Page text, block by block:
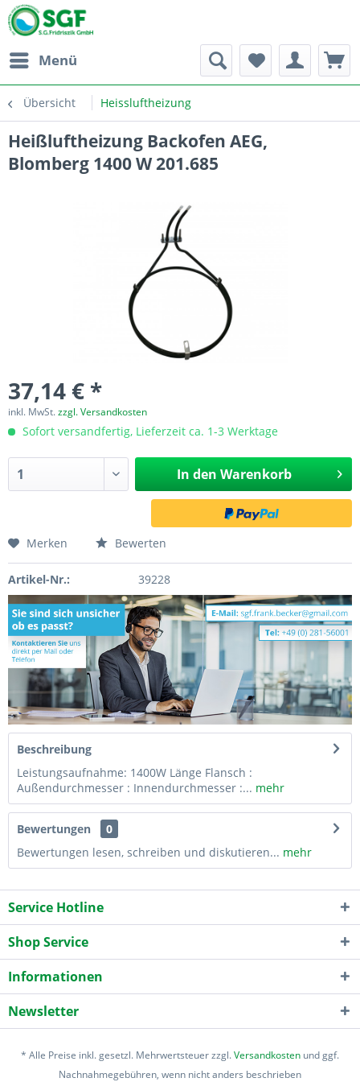
Menü
Übersicht Heissluftheizung
Heißluftheizung Backofen AEG,
Blomberg 1400 W 201.685
37,14 € *
inkl. MwSt.zzgl. Versandkosten
Sofort versandfertig, Lieferzeit ca. 1-3 Werktage
In den Warenkorb
Merken Bewerten
Artikel-Nr.: 39228
Beschreibung
Leistungsaufnahme: 1400W Länge Flansch :
Außendurchmesser : Innendurchmesser :... mehr
Bewertungen
0
Bewertungen lesen, schreiben und diskutieren... mehr
Service Hotline
Shop Service
Informationen
Newsletter
* Alle Preise inkl. gesetzl. Mehrwertsteuer zzgl.Versandkosten und ggf.
Nachnahmegebühren, wenn nicht anders beschrieben